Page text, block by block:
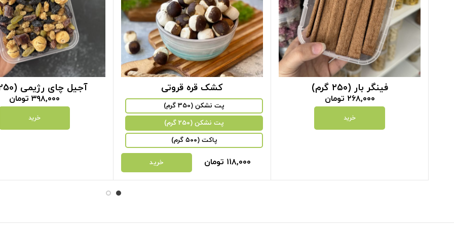
فینگر بار (۲۵۰ گرم)
۲۶۸,۰۰۰ تومان
خرید
کشک قره قروتی
پت نشکن (350 گرم)
پت نشکن (250 گرم)
پاکت (۵۰۰ گرم)
۱۱۸,۰۰۰ تومان خرید
آجیل چای رژیمی (250گرم)
۳۹۸,۰۰۰ تومان
خرید